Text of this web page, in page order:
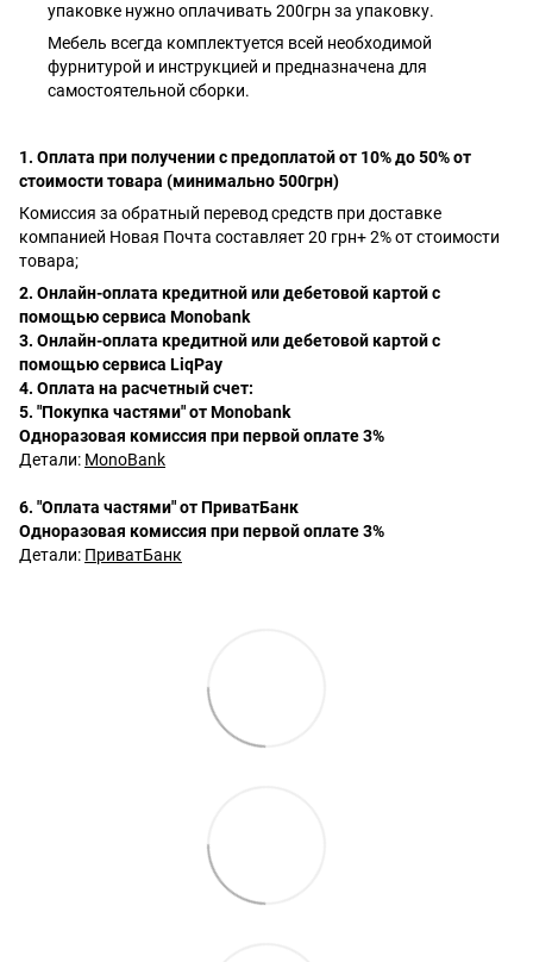
упаковке нужно оплачивать 200грн за упаковку.
Мебель всегда комплектуется всей необходимой
фурнитурой и инструкцией и предназначена для
самостоятельной сборки.
1. Оплата при получении с предоплатой от 10% до 50% от
стоимости товара (минимально 500грн)
Комиссия за обратный перевод средств при доставке
компанией Новая Почта составляет 20 грн+ 2% от стоимости
товара;
2. Онлайн-оплата кредитной или дебетовой картой с
помощью сервиса Monobank
3. Онлайн-оплата кредитной или дебетовой картой с
помощью сервиса LiqPay
4. Оплата на расчетный счет:
5. "Покупка частями" от Monobank
Одноразовая комиссия при первой оплате 3%
Детали: MonoBank
6. "Оплата частями" от ПриватБанк
Одноразовая комиссия при первой оплате 3%
Детали: ПриватБанк